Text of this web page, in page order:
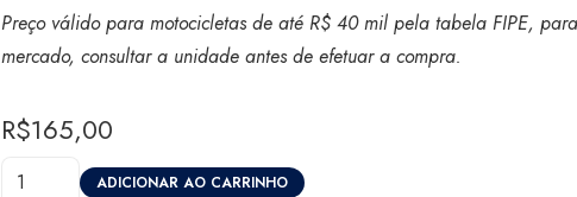
Preço válido para motocicletas de até R$ 40 mil pela tabela FIPE,
mercado, consultar a unidade antes de efetuar a compra.
R$165,00
Vistoria
ADICIONAR AO CARRINHO